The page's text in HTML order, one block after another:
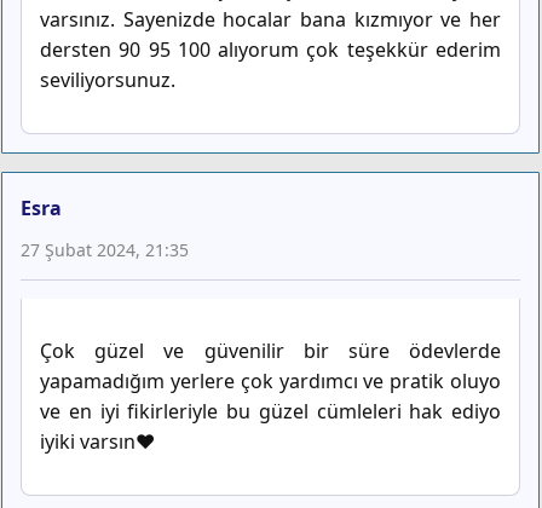
varsınız. Sayenizde hocalar bana kızmıyor ve her
dersten 90 95 100 alıyorum çok teşekkür ederim
seviliyorsunuz.
Esra
27 Şubat 2024, 21:35
Çok güzel ve güvenilir bir süre ödevlerde
yapamadığım yerlere çok yardımcı ve pratik oluyo
ve en iyi fikirleriyle bu güzel cümleleri hak ediyo
iyiki varsın❤